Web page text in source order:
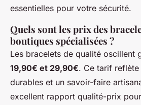
essentielles pour votre sécurité.
Quels sont les prix des
boutiques spécialisées ?
Les bracelets de qualité oscillent
19,90€ et 29,90€. Ce tarif
durables et un savoir-faire
excellent rapport qualité-prix